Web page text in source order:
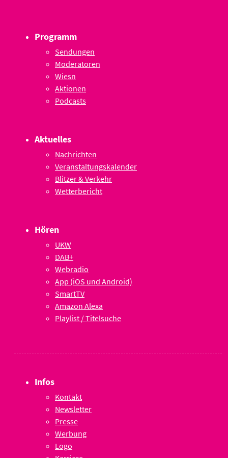
Programm
Sendungen
Moderatoren
Wiesn
Aktionen
Podcasts
Aktuelles
Nachrichten
Veranstaltungskalender
Blitzer & Verkehr
Wetterbericht
Hören
UKW
DAB+
Webradio
App (iOS und Android)
SmartTV
Amazon Alexa
Playlist / Titelsuche
Infos
Kontakt
Newsletter
Presse
Werbung
Logo